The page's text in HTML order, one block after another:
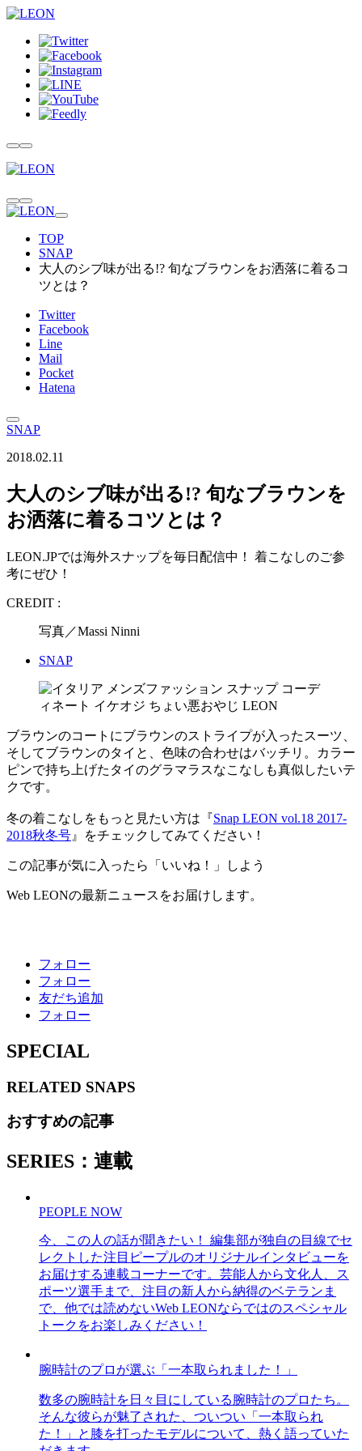
TOP
SNAP
大人のシブ味が出る!? 旬なブラウンをお洒落に着るコ
ツとは？
Twitter
Facebook
Line
Mail
Pocket
Hatena
SNAP
2018.02.11
大人のシブ味が出る!? 旬なブラウンを
お洒落に着るコツとは？
LEON.JPでは海外スナップを毎日配信中！ 着こなしのご参
考にぜひ！
CREDIT :
写真／Massi Ninni
SNAP
ブラウンのコートにブラウンのストライプが入ったスーツ、
そしてブラウンのタイと、色味の合わせはバッチリ。カラー
ピンで持ち上げたタイのグラマラスなこなしも真似したいテ
クです。
冬の着こなしをもっと見たい方は『Snap LEON vol.18 2017-
2018秋冬号 』をチェックしてみてください！
この記事が気に入ったら「いいね！」しよう
Web LEONの最新ニュースをお届けします。
フォロー
フォロー
友だち追加
フォロー
SPECIAL
RELATED SNAPS
おすすめの記事
SERIES：連載
PEOPLE NOW
今、この人の話が聞きたい！ 編集部が独自の目線でセ
レクトした注目ピープルのオリジナルインタビューを
お届けする連載コーナーです。芸能人から文化人、ス
ポーツ選手まで、注目の新人から納得のベテランま
で、他では読めないWeb LEONならではのスペシャル
トークをお楽しみください！
腕時計のプロが選ぶ「一本取られました！」
数多の腕時計を日々目にしている腕時計のプロたち。
そんな彼らが魅了された、ついつい「一本取られ
た！」と膝を打ったモデルについて、熱く語っていた